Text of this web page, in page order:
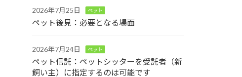
2026年7月25日 ペット
ペット後見：必要となる場面
2026年7月24日 ペット
ペット信託：ペットシッターを受託者（新
飼い主）に指定するのは可能です